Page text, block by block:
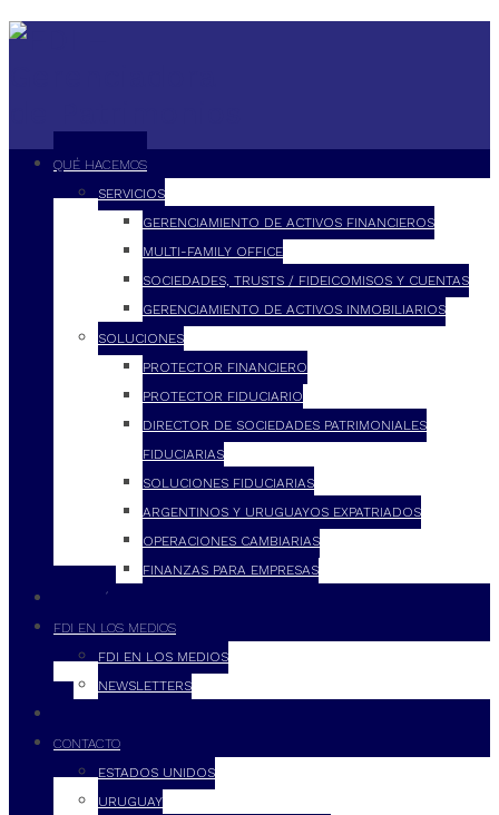
QUÉ HACEMOS
SERVICIOS
GERENCIAMIENTO DE ACTIVOS FINANCIEROS
MULTI-FAMILY OFFICE
SOCIEDADES, TRUSTS / FIDEICOMISOS Y CUENTAS
GERENCIAMIENTO DE ACTIVOS INMOBILIARIOS
SOLUCIONES
PROTECTOR FINANCIERO
PROTECTOR FIDUCIARIO
DIRECTOR DE SOCIEDADES PATRIMONIALES
FIDUCIARIAS
SOLUCIONES FIDUCIARIAS
ARGENTINOS Y URUGUAYOS EXPATRIADOS
OPERACIONES CAMBIARIAS
FINANZAS PARA EMPRESAS
FILOSOFÍA
FDI EN LOS MEDIOS
FDI EN LOS MEDIOS
NEWSLETTERS
CONTACTO
ESTADOS UNIDOS
URUGUAY